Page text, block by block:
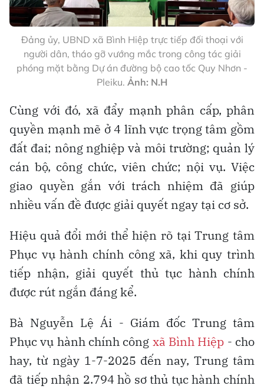
Đảng ủy, UBND xã Bình Hiệp trực tiếp đối thoại với
người dân, tháo gỡ vướng mắc trong công tác giải
phóng mặt bằng Dự án đường bộ cao tốc Quy Nhơn -
Pleiku. Ảnh: N.H
Cùng với đó, xã đẩy mạnh phân cấp, phân
quyền mạnh mẽ ở 4 lĩnh vực trọng tâm gồm
đất đai; nông nghiệp và môi trường; quản lý
cán bộ, công chức, viên chức; nội vụ. Việc
giao quyền gắn với trách nhiệm đã giúp
nhiều vấn đề được giải quyết ngay tại cơ sở.
Hiệu quả đổi mới thể hiện rõ tại Trung tâm
Phục vụ hành chính công xã, khi quy trình
tiếp nhận, giải quyết thủ tục hành chính
được rút ngắn đáng kể.
Bà Nguyễn Lệ Ái - Giám đốc Trung tâm
Phục vụ hành chính công xã Bình Hiệp - cho
hay, từ ngày 1-7-2025 đến nay, Trung tâm
đã tiếp nhận 2.794 hồ sơ thủ tục hành chính